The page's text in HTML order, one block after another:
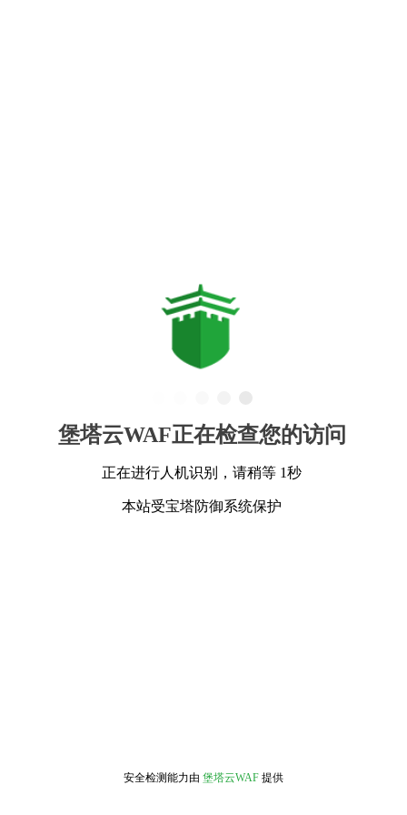
堡塔云WAF正在检查您的访问
正在进行人机识别，请稍等 1秒
本站受宝塔防御系统保护
安全检测能力由 堡塔云WAF 提供